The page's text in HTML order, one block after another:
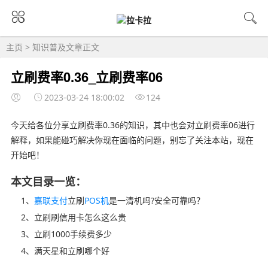
主页 > 知识普及文章正文
立刷费率0.36_立刷费率06
2023-03-24 18:00:02 124
今天给各位分享立刷费率0.36的知识，其中也会对立刷费率06进行
解释，如果能碰巧解决你现在面临的问题，别忘了关注本站，现在
开始吧！
本文目录一览：
1、 嘉联支付立刷POS机是一清机吗?安全可靠吗？
2、立刷刷信用卡怎么这么贵
3、立刷1000手续费多少
4、满天星和立刷哪个好